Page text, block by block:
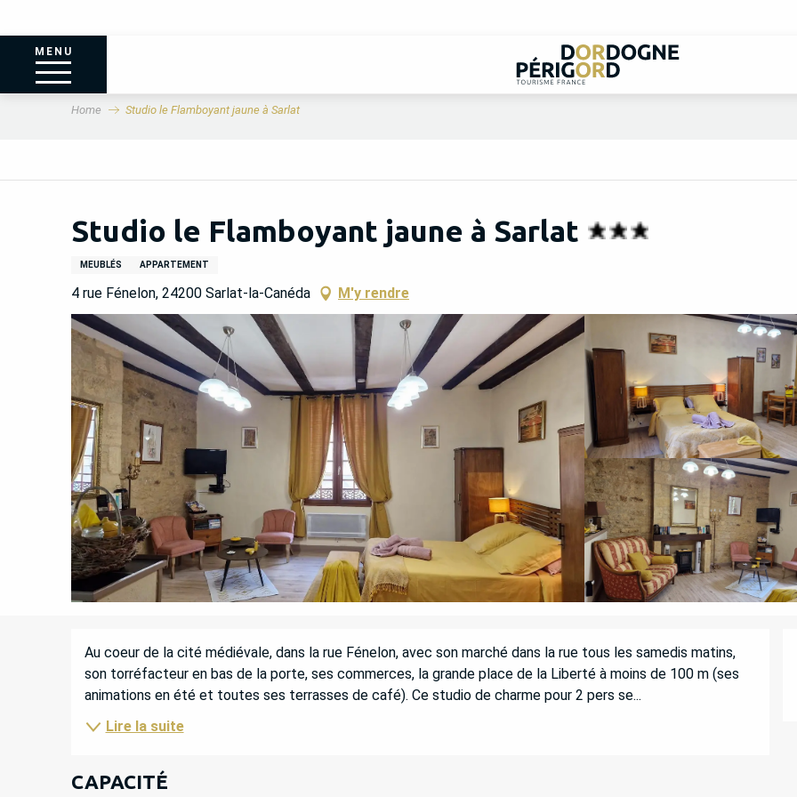
MENU
Home Studio le Flamboyant jaune à Sarlat
Studio le Flamboyant jaune à Sarlat
MEUBLÉS APPARTEMENT
4 rue Fénelon, 24200 Sarlat-la-Canéda M'y rendre
DESCRIPTION
Au coeur de la cité médiévale, dans la rue Fénelon, avec son marché dans la rue tous les samedis matins,
son torréfacteur en bas de la porte, ses commerces, la grande place de la Liberté à moins de 100 m (ses
animations en été et toutes ses terrasses de café). Ce studio de charme pour 2 pers se...
Lire la suite
CAPACITÉ